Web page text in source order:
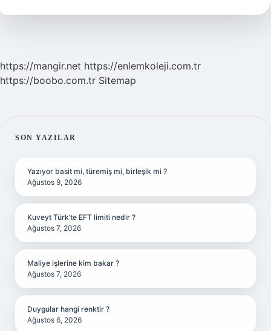
Olur
https://mangir.net https://enlemkoleji.com.tr
https://boobo.com.tr Sitemap
SIDEBAR
SON YAZILAR
Yazıyor basit mi, türemiş mi, birleşik mi ?
Ağustos 9, 2026
Kuveyt Türk’te EFT limiti nedir ?
Ağustos 7, 2026
Maliye işlerine kim bakar ?
Ağustos 7, 2026
Duygular hangi renktir ?
Ağustos 6, 2026